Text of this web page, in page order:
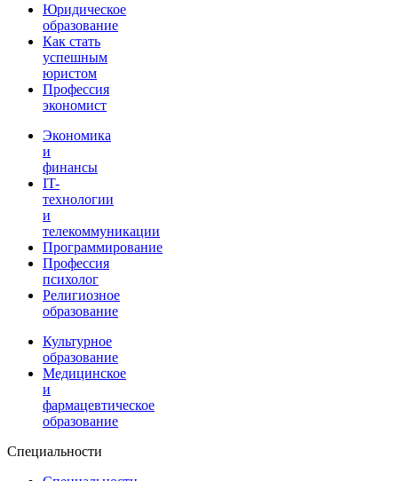
Юридическое
образование
Как стать
успешным
юристом
Профессия
экономист
Экономика
и
финансы
IT-
технологии
и
телекоммуникации
Программирование
Профессия
психолог
Религиозное
образование
Культурное
образование
Медицинское
и
фармацевтическое
образование
Специальности